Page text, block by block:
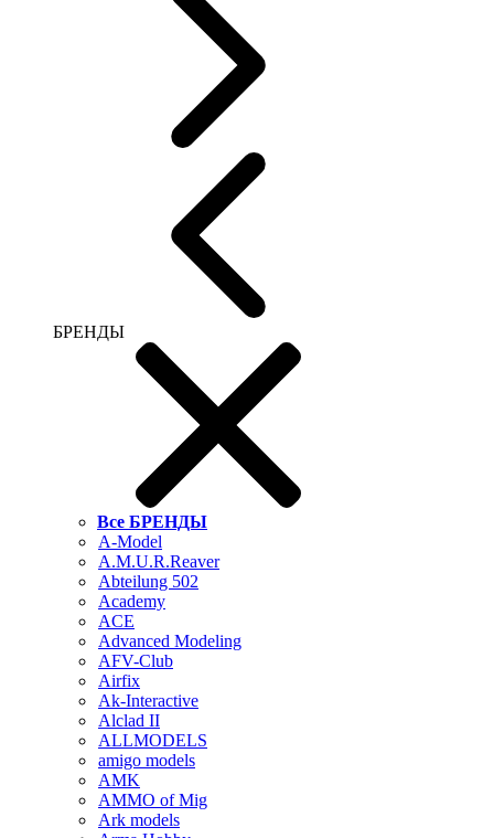
БРЕНДЫ
Все БРЕНДЫ
A-Model
A.M.U.R.Reaver
Abteilung 502
Academy
ACE
Advanced Modeling
AFV-Club
Airfix
Ak-Interactive
Alclad II
ALLMODELS
amigo models
AMK
AMMO of Mig
Ark models